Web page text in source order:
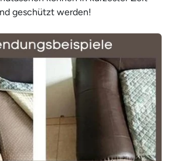
geschützt werden!